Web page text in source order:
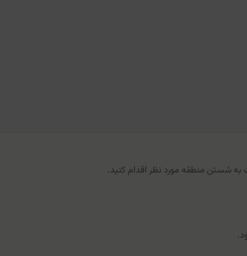
به شستن منطقه مورد نظر اقدام کنید.